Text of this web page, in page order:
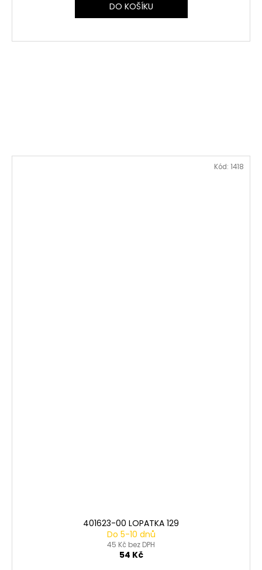
DO KOŠÍKU
401623-00 LOPATKA 129
Do 5-10 dnů
45 Kč bez DPH
54 Kč
Kód: 1418